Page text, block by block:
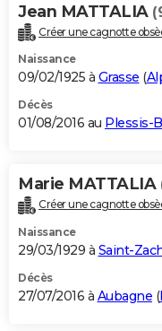
Jean MATTALIA
Créer une cagnotte
Naissance
09/02/1925 à Grasse (
Décès
01/08/2016 au Plessis-
Marie MATTALIA
Créer une cagnotte
Naissance
29/03/1929 à Saint-
Décès
27/07/2016 à Aubagne (